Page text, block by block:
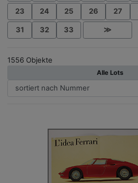
23 24 25 26 27
31 32 33 ≫
1556 Objekte
Alle Lots